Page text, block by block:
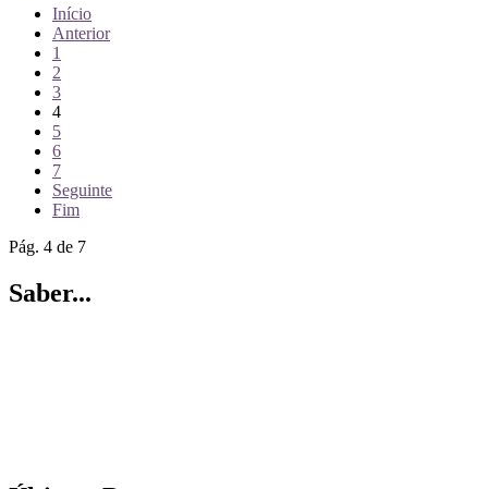
Início
Anterior
1
2
3
4
5
6
7
Seguinte
Fim
Pág. 4 de 7
Saber...